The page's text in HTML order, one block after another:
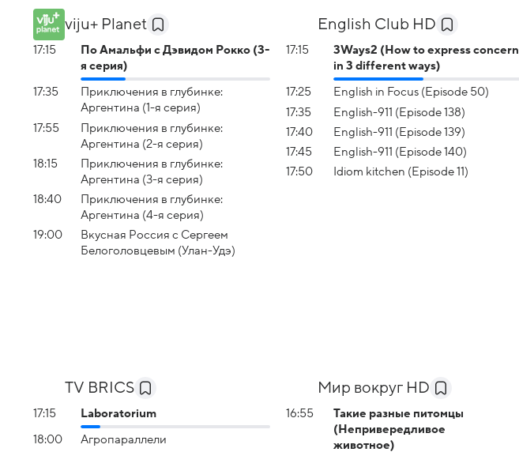
viju+ Planet
17:15
По Амальфи с Дэвидом Рокко (3-
я серия)
17:35
Приключения в глубинке:
Аргентина (1-я серия)
17:55
Приключения в глубинке:
Аргентина (2-я серия)
18:15
Приключения в глубинке:
Аргентина (3-я серия)
18:40
Приключения в глубинке:
Аргентина (4-я серия)
19:00
Вкусная Россия с Сергеем
Белоголовцевым (Улан-Удэ)
English Club HD
17:15
3Ways2 (How to express concern
in 3 different ways)
17:25
English in Focus (Episode 50)
17:35
English-911 (Episode 138)
17:40
English-911 (Episode 139)
17:45
English-911 (Episode 140)
17:50
Idiom kitchen (Episode 11)
TV BRICS
17:15 Laboratorium
18:00
Агропараллели
Мир вокруг HD
16:55
Такие разные питомцы
(Непривередливое
животное)